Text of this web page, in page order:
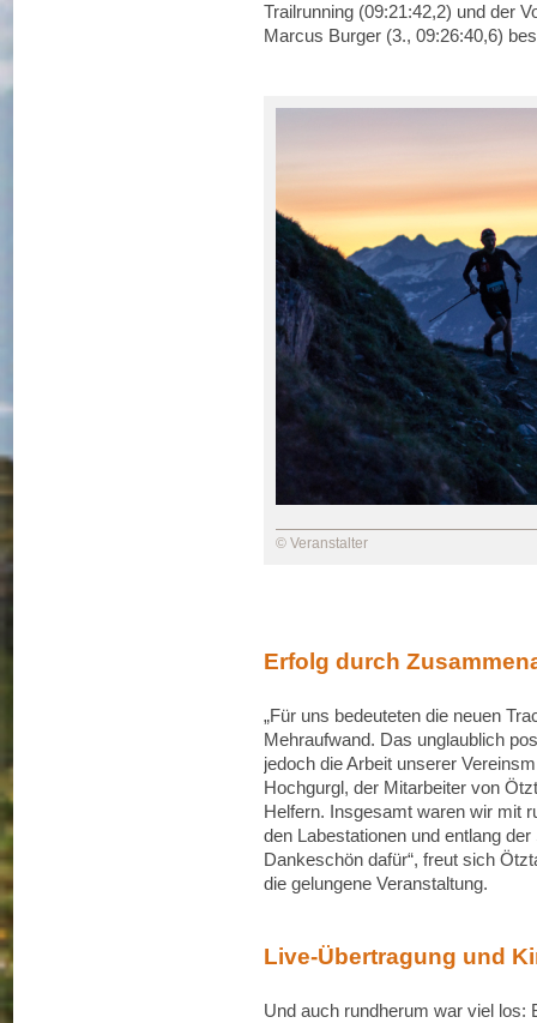
Trailrunning (09:21:42,2) und der
Marcus Burger (3., 09:26:40,6)
© Veranstalter
Erfolg durch
„Für uns bedeuteten die neuen
Mehraufwand. Das unglaublich
jedoch die Arbeit unserer
Hochgurgl, der Mitarbeiter von
Helfern. Insgesamt waren wir mit
den Labestationen und entlang
Dankeschön dafür“, freut sich
die gelungene Veranstaltung.
Live-Übertragung und
Und auch rundherum war viel los: